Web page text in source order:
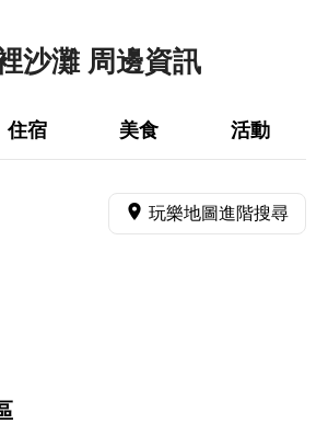
沙灘 周邊資訊
住宿 美食 活動
玩樂地圖進階搜尋